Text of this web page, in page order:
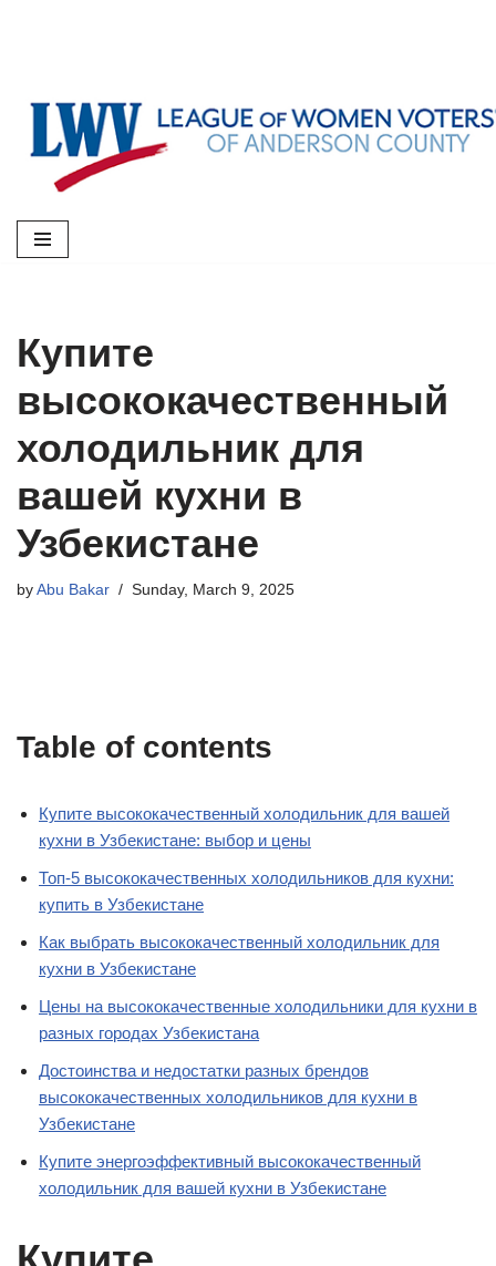
content
Купите
высококачественный
холодильник для
вашей кухни в
Узбекистане
by Abu Bakar Sunday, March 9, 2025
Table of contents
Купите высококачественный холодильник для вашей
кухни в Узбекистане: выбор и цены
Топ-5 высококачественных холодильников для кухни:
купить в Узбекистане
Как выбрать высококачественный холодильник для
кухни в Узбекистане
Цены на высококачественные холодильники для кухни в
разных городах Узбекистана
Достоинства и недостатки разных брендов
высококачественных холодильников для кухни в
Узбекистане
Купите энергоэффективный высококачественный
холодильник для вашей кухни в Узбекистане